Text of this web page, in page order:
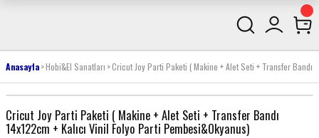
Anasayfa Hobi&El Sanatları Cricut Joy Parti Paketi ( Makine + Alet Seti + Transfer Bandı
Cricut Joy Parti Paketi ( Makine + Alet Seti + Transfer Bandı
14x122cm + Kalıcı Vinil Folyo Parti Pembesi&Okyanus)